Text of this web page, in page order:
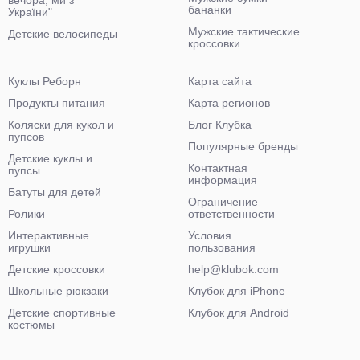
України"
Детские велосипеды
бананки
Мужские тактические
кроссовки
Куклы Реборн
Продукты питания
Коляски для кукол и
пупсов
Детские куклы и
пупсы
Батуты для детей
Ролики
Интерактивные
игрушки
Детские кроссовки
Школьные рюкзаки
Детские спортивные
костюмы
Карта сайта
Карта регионов
Блог Клубка
Популярные бренды
Контактная
информация
Ограничение
ответственности
Условия
пользования
help@klubok.com
Клубок для iPhone
Клубок для Android